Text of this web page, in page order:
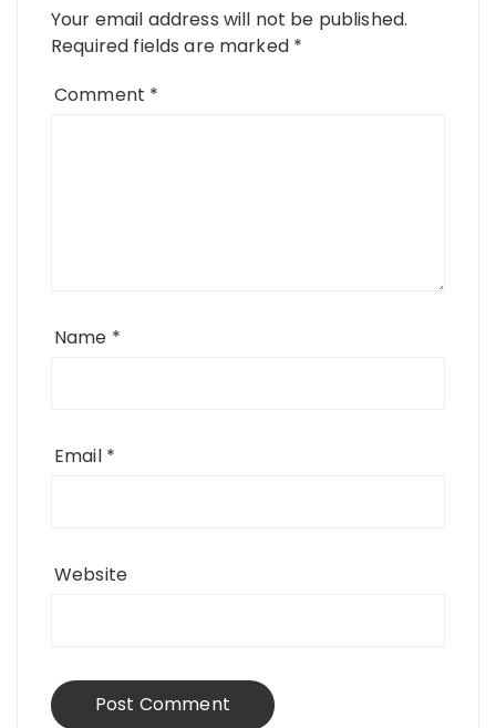
Your email address will not be published.
Required fields are marked *
Comment *
Name *
Email *
Website